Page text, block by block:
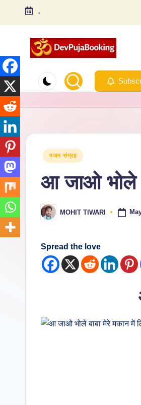
Skip
content
-
e
v
P
uj
ki
C
Puja,
Strotra,
PujaPosted
भजन संग्रह
आ जाओ भोले
Posted
by
MOHIT TIWARI
Spread the love